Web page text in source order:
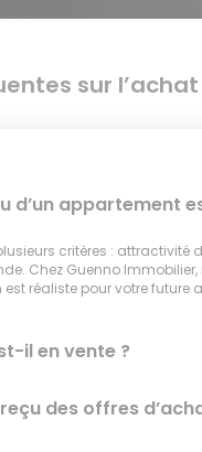
sur l’achat
d’un appartement
critères : attractivité
Chez Guenno
réaliste pour votre future
il en vente ?
des offres